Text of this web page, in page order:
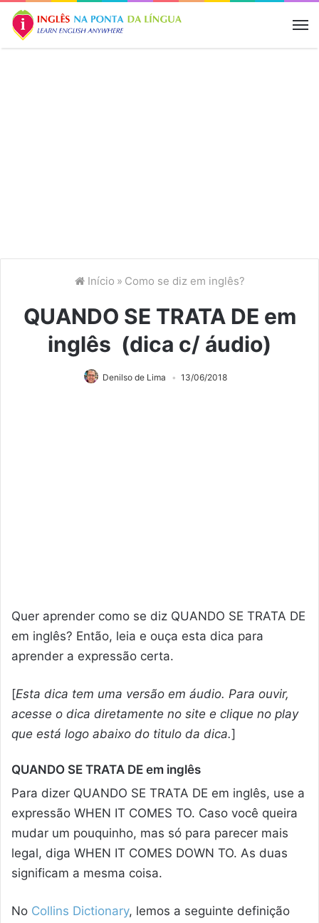
Início » Como se diz em inglês?
QUANDO SE TRATA DE em
inglês (dica c/ áudio)
Denilso de Lima 13/06/2018
Quer aprender como se diz QUANDO SE TRATA DE
em inglês? Então, leia e ouça esta dica para
aprender a expressão certa.
[Esta dica tem uma versão em áudio. Para ouvir,
acesse o dica diretamente no site e clique no play
que está logo abaixo do titulo da dica.]
QUANDO SE TRATA DE em inglês
Para dizer QUANDO SE TRATA DE em inglês, use a
expressão WHEN IT COMES TO. Caso você queira
mudar um pouquinho, mas só para parecer mais
legal, diga WHEN IT COMES DOWN TO. As duas
significam a mesma coisa.
No Collins Dictionary, lemos a seguinte definição